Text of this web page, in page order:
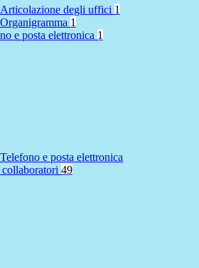
Articolazione degli uffici 1
Organigramma 1
e posta elettronica 1
Telefono e posta elettronica
49